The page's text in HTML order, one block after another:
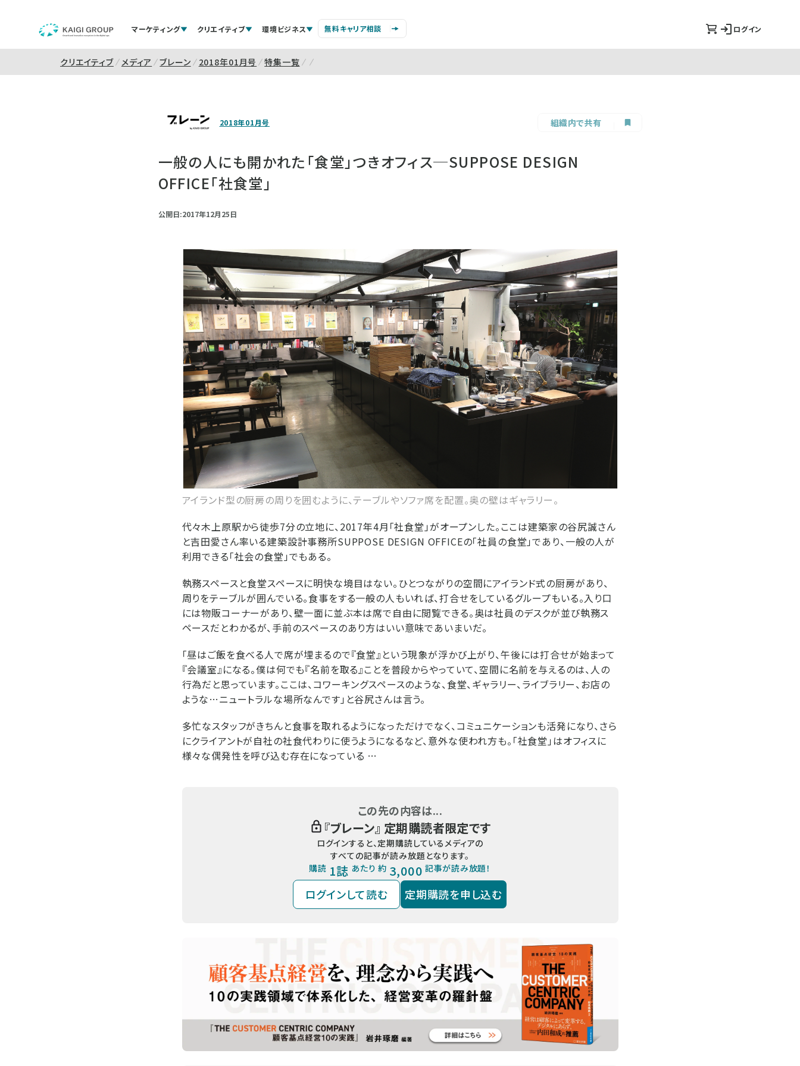
マーケティング クリエイティブ 環境ビジネス 無料キャリア相談 ログイン
クリエイティブ メディア ブレーン 2018年01月号 特集一覧
2018年01月号 組織内で共有
一般の人にも開かれた「食堂」つきオフィス─SUPPOSE DESIGN
OFFICE「社食堂」
公開日:2017年12月25日
アイランド型の厨房の周りを囲むように、テーブルやソファ席を配置。奥の壁はギャラリー。
代々木上原駅から徒歩7分の立地に、2017年4月「社食堂」がオープンした。ここは建築家の谷尻誠さん
と吉田愛さん率いる建築設計事務所SUPPOSE DESIGN OFFICEの「社員の食堂」であり、一般の人が
利用できる「社会の食堂」でもある。
執務スペースと食堂スペースに明快な境目はない。ひとつながりの空間にアイランド式の厨房があり、
周りをテーブルが囲んでいる。食事をする一般の人もいれば、打合せをしているグループもいる。入り口
には物販コーナーがあり、壁一面に並ぶ本は席で自由に閲覧できる。奥は社員のデスクが並び執務ス
ペースだとわかるが、手前のスペースのあり方はいい意味であいまいだ。
「昼はご飯を食べる人で席が埋まるので『食堂』という現象が浮かび上がり、午後には打合せが始まって
『会議室』になる。僕は何でも『名前を取る』ことを普段からやっていて、空間に名前を与えるのは、人の
行為だと思っています。ここは、コワーキングスペースのような、食堂、ギャラリー、ライブラリー、お店の
ような…ニュートラルな場所なんです」と谷尻さんは言う。
多忙なスタッフがきちんと食事を取れるようになっただけでなく、コミュニケーションも活発になり、さら
にクライアントが自社の社食代わりに使うようになるなど、意外な使われ方も。「社食堂」はオフィスに
様々な偶発性を呼び込む存在になっている …
この先の内容は...
『ブレーン』 定期購読者限定です
ログインすると、定期購読しているメディアの
すべての記事が読み放題となります。
購読 1誌 あたり 約 3,000 記事が読み放題！
ログインして読む 定期購読を申し込む